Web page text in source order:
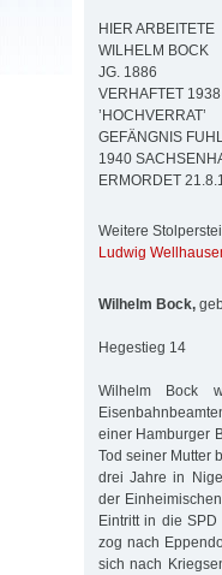
HIER ARBEITETE
WILHELM BOCK
JG. 1886
VERHAFTET 1938
’HOCHVERRAT’
GEFÄNGNIS
1940
ERMORDET
Weitere
Ludwig
Wilhelm Bock,
Hegestieg 14
Wilhelm Bock
einer Hamburger
Tod seiner Mutter
drei Jahre in
der
Eintritt in die
zog nach
sich nach